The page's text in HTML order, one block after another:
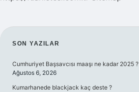
SIDEBAR
SON YAZILAR
Cumhuriyet Başsavcısı maaşı ne kadar 2025 ?
Ağustos 6, 2026
Kumarhanede blackjack kaç deste ?